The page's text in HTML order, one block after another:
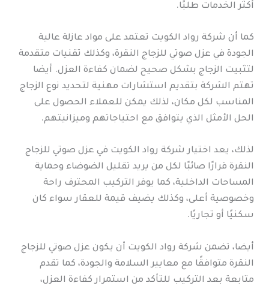
أكثر الخدمات طلبًا.
كما أن شركة رواد الكويت تعتمد على مواد عازلة عالية
الجودة في عزل صوتي للزجاج النقرة، وكذلك تقنيات متقدمة
لتثبيت الزجاج بشكل صحيح لضمان كفاءة العزل. أيضا
تهتم الشركة بتقديم استشارات مهنية لتحديد نوع الزجاج
المناسب لكل مكان، لذلك يمكن للعملاء الحصول على
الحل الأمثل الذي يتوافق مع احتياجاتهم وميزانيتهم.
لذلك، يعد اختيار شركة رواد الكويت في عزل صوتي للزجاج
النقرة قرارًا صائبًا لكل من يريد تقليل الضوضاء وحماية
المساحات الداخلية، كما يوفر التركيب المحترف راحة
وخصوصية أعلى، وكذلك يضيف قيمة للعقار سواء كان
سكنيًا أو تجاريًا.
أيضا، تضمن شركة رواد الكويت أن يكون عزل صوتي للزجاج
النقرة متوافقًا مع معايير السلامة والجودة، كما تقدم
متابعة بعد التركيب للتأكد من استمرار كفاءة العزل،